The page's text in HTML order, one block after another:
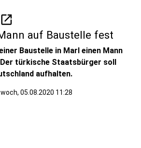
open_in_new
auf Baustelle fest
Baustelle in Marl einen Mann
türkische Staatsbürger soll
aufhalten.
05.08.2020 11:28